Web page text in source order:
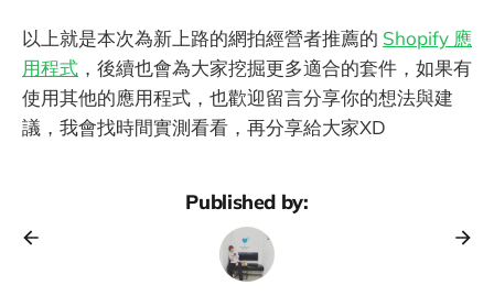
以上就是本次為新上路的網拍經營者推薦的 Shopify 應
用程式 ，後續也會為大家挖掘更多適合的套件，如果有
使用其他的應用程式，也歡迎留言分享你的想法與建
議，我會找時間實測看看，再分享給大家XD
Published by: